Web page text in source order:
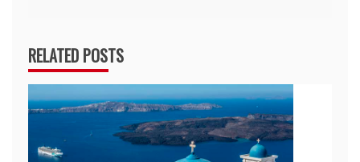
RELATED POSTS